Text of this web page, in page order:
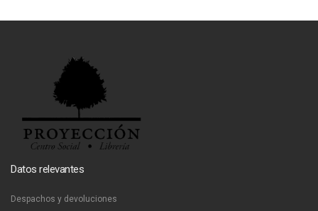
Datos relevantes
Despachos y devoluciones